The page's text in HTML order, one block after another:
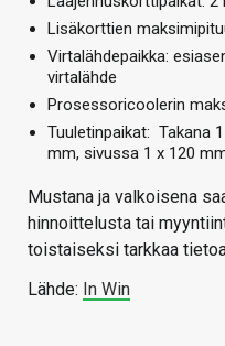
Lisäkorttien
Virtalähdepaikka:
virtalähde
Prosessoricoolerin
Tuuletinpaikat: Takana
mm, sivussa 1 x 120
Mustana ja valkoisena
hinnoittelusta tai
toistaiseksi tarkkaa
Lähde: In Win